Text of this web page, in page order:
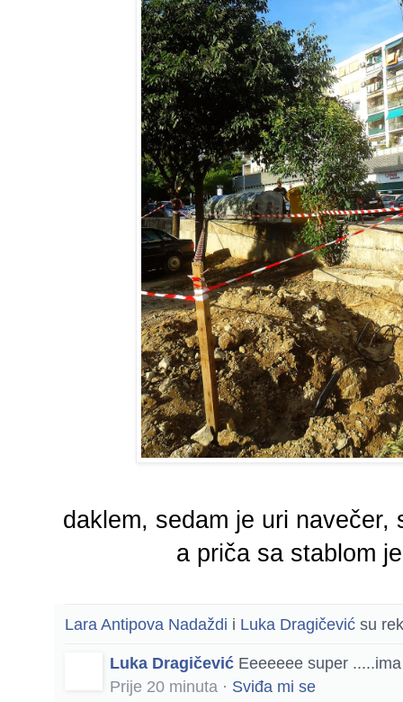
daklem, sedam je uri navečer,
a priča sa stablom
Lara Antipova Nadaždi i Luka Dragičević su
Luka Dragičević Eeeeeee super
Prije 20 minuta · Sviđa mi se